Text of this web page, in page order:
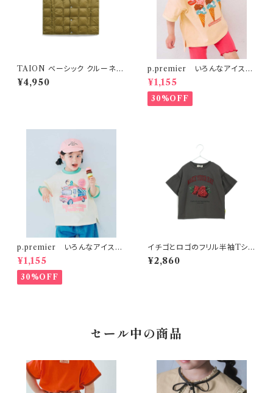
TAION ベーシック クルーネッ
ク インナーダウンベスト ベージ
ュ
¥4,950
p.premier いろんなアイスち
ょーだいグラフィックリンガーT
シャツ ベビーピンク
¥1,155
30%OFF
p.premier いろんなアイスち
ょーだいグラフィックリンガーT
シャツ アイボリー
¥1,155
30%OFF
イチゴとロゴのフリル半袖Tシャ
¥2,860
セール中の商品